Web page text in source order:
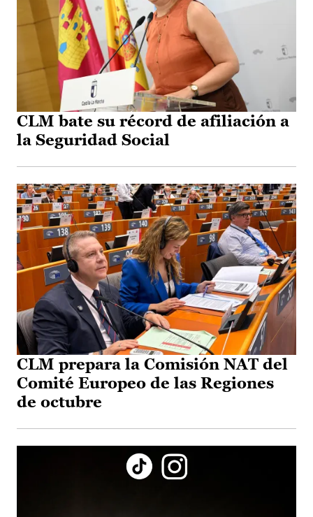
CLM bate su récord de afiliación a
la Seguridad Social
CLM prepara la Comisión NAT del
Comité Europeo de las Regiones
de octubre